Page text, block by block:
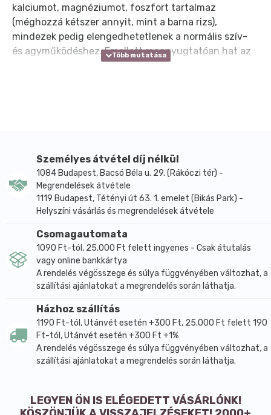
kalciumot, magnéziumot, foszfort tartalmaz
(méghozzá kétszer annyit, mint a barna rizs),
mindezek pedig elengedhetetlenek a normális szív-
és agyműködéshez. Emellett megnyugtatóan hat az
idegrendszerre, sőt még vizelethajtó hatású is. A
gabonaféléket előbb pirítsuk meg serpenyőben
szárazon, ez ugyanis könnyebben emészthetővé
teszi őket, növeli a tápértéküket, és javítja az ízüket.
Megpiríthatjuk a sütőben egyszerre is, ahogy
megvettük, 1-2 kg-ot: ez nagyon praktikus, és az
élősködővel és kártevővel szemben. Elkészítése A
gabonaféléket mindig vízben főzzük, mivel a tej
fehérjetartalmú, nem egyeztethető össze a
keményítővel. Azokon a vidékeken, ahol a kása mai
Oroszország), a parasztcsaládok mindig vízzel
készítették, és növényi olajokkal tették táplálóbbá.
Arra még csak nem is gondoltak, hogy cukorral
főzzék, mint manapság sok úgynevezett "reform
receptben" előfordul, és szervezetünk számára
táplálékot. Rágás közben a kása több nyálat igényel,
Személyes átvétel díj nélkül
1084 Budapest, Bacsó Béla u. 29. (Rákóczi tér) -
Megrendelések átvétele
1119 Budapest, Tétényi út 63. 1. emelet (Bikás Park) -
Helyszíni vásárlás és megrendelések átvétele
Csomagautomata
1090 Ft-tól, 25.000 Ft felett ingyenes - Csak átutalás
vagy online bankkártya
A rendelés végösszege és súlya függvényében változhat, a
szállítási ajánlatokat a megrendelés során láthatja.
Házhoz szállítás
1190 Ft-tól, Utánvét esetén +300 Ft, 25.000 Ft felett 190
Ft-tól, Utánvét esetén +300 Ft +1%
A rendelés végösszege és súlya függvényében változhat, a
szállítási ajánlatokat a megrendelés során láthatja.
LEGYEN ÖN IS ELÉGEDETT VÁSÁRLÓNK!